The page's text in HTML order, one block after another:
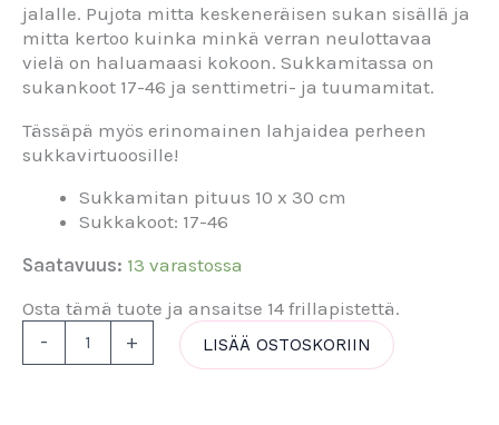
jalalle. Pujota mitta keskeneräisen sukan sisällä ja
mitta kertoo kuinka minkä verran neulottavaa
vielä on haluamaasi kokoon. Sukkamitassa on
sukankoot 17-46 ja senttimetri- ja tuumamitat.
Tässäpä myös erinomainen lahjaidea perheen
sukkavirtuoosille!
Sukkamitan pituus 10 x 30 cm
Sukkakoot: 17-46
Saatavuus: 13 varastossa
Osta tämä tuote ja ansaitse 14 frillapistettä.
- + LISÄÄ OSTOSKORIIN